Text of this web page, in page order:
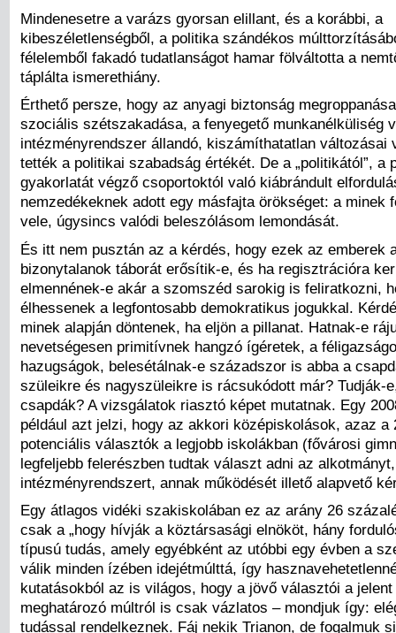
Mindenesetre a varázs gyorsan elillant, és a korábbi, a
kibeszéletlenségből, a politika szándékos
félelemből fakadó tudatlanságot hamar fölváltotta a
táplálta ismerethiány.
Érthető persze, hogy az anyagi biztonság
szociális szétszakadása, a fenyegető munkanélküliség
intézményrendszer állandó, kiszámíthatatlan változásai
tették a politikai szabadság értékét. De a „politikától”, a
gyakorlatát végző csoportoktól való kiábrándult
nemzedékeknek adott egy másfajta örökséget: a minek
vele, úgysincs valódi beleszólásom lemondását.
És itt nem pusztán az a kérdés, hogy ezek az emberek
bizonytalanok táborát erősítik-e, és ha regisztrációra
elmennének-e akár a szomszéd sarokig is feliratkozni,
élhessenek a legfontosabb demokratikus jogukkal.
minek alapján döntenek, ha eljön a pillanat. Hatnak-e
nevetségesen primitívnek hangzó ígéretek, a
hazugságok, belesétálnak-e századszor is abba a
szüleikre és nagyszüleikre is rácsukódott már? Tudják-
csapdák? A vizsgálatok riasztó képet mutatnak. Egy
például azt jelzi, hogy az akkori középiskolások, azaz a
potenciális választók a legjobb iskolákban (fővárosi
legfeljebb felerészben tudtak választ adni az
intézményrendszert, annak működését illető alapvető
Egy átlagos vidéki szakiskolában ez az arány 26
csak a „hogy hívják a köztársasági elnököt, hány
típusú tudás, amely egyébként az utóbbi egy évben a
válik minden ízében idejétmúlttá, így
kutatásokból az is világos, hogy a jövő választói a jelent
meghatározó múltról is csak vázlatos – mondjuk így:
tudással rendelkeznek. Fáj nekik Trianon, de fogalmuk